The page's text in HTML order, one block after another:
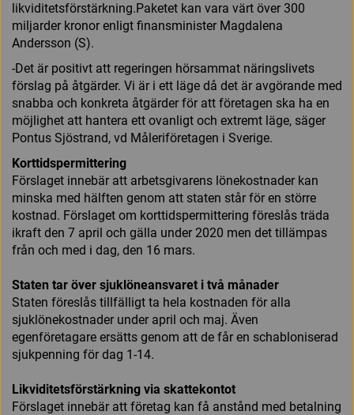
likviditetsförstärkning.Paketet kan vara värt över 300
miljarder kronor enligt finansminister Magdalena
Andersson (S).
-Det är positivt att regeringen hörsammat näringslivets
förslag på åtgärder. Vi är i ett läge då det är avgörande med
snabba och konkreta åtgärder för att företagen ska ha en
möjlighet att hantera ett ovanligt och extremt läge, säger
Pontus Sjöstrand, vd Måleriföretagen i Sverige.
Korttidspermittering
Förslaget innebär att arbetsgivarens lönekostnader kan
minska med hälften genom att staten står för en större
kostnad. Förslaget om korttidspermittering föreslås träda
ikraft den 7 april och gälla under 2020 men det tillämpas
från och med i dag, den 16 mars.
Staten tar över sjuklöneansvaret i två månader
Staten föreslås tillfälligt ta hela kostnaden för alla
sjuklönekostnader under april och maj. Även
egenföretagare ersätts genom att de får en schabloniserad
sjukpenning för dag 1-14.
Likviditetsförstärkning via skattekontot
Förslaget innebär att företag kan få anstånd med betalning